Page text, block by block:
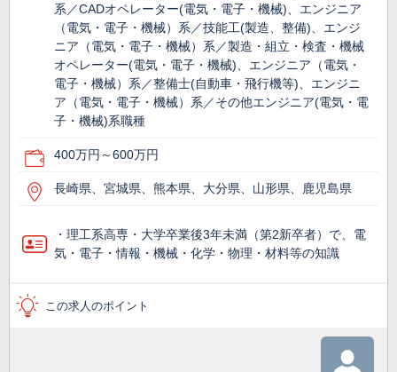
系／CADオペレーター(電気・電子・機械)、エンジニア
（電気・電子・機械）系／技能工(製造、整備)、エンジ
ニア（電気・電子・機械）系／製造・組立・検査・機械
オペレーター(電気・電子・機械)、エンジニア（電気・
電子・機械）系／整備士(自動車・飛行機等)、エンジニ
ア（電気・電子・機械）系／その他エンジニア(電気・電
子・機械)系職種
400万円～600万円
長崎県、宮城県、熊本県、大分県、山形県、鹿児島県
・理工系高専・大学卒業後3年未満（第2新卒者）で、電
気・電子・情報・機械・化学・物理・材料等の知識
この求人のポイント